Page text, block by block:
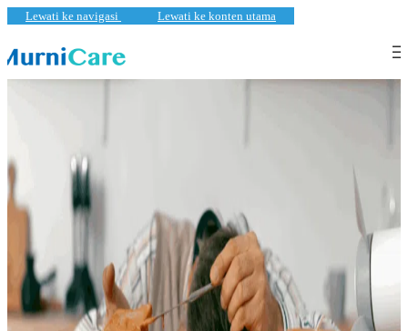
Lewati ke navigasi Lewati ke konten utama